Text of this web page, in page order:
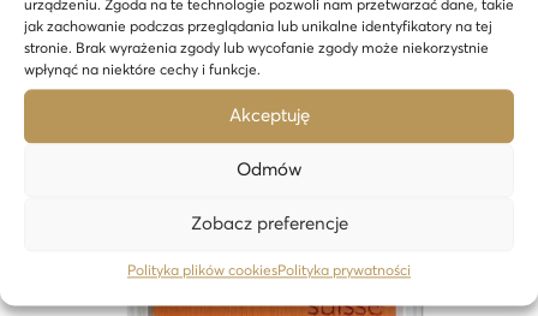
urządzeniu. Zgoda na te technologie pozwoli nam przetwarzać dane, takie
jak zachowanie podczas przeglądania lub unikalne identyfikatory na tej
stronie. Brak wyrażenia zgody lub wycofanie zgody może niekorzystnie
wpłynąć na niektóre cechy i funkcje.
Akceptuję
Odmów
Zobacz preferencje
Polityka plików cookiesPolityka prywatności